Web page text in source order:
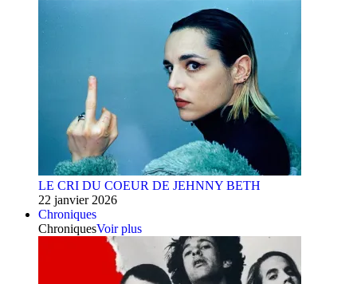
LE CRI DU COEUR DE JEHNNY BETH
22 janvier 2026
Chroniques
ChroniquesVoir plus